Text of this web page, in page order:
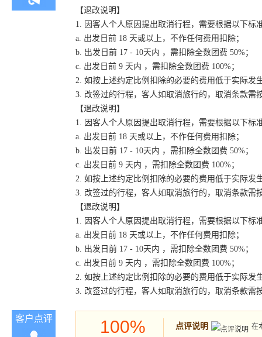
【退改说明】
1. 因客人个人原因提出取消行程，需要根据以下标
a. 出发日前 18 天或以上，不作任何费用扣除；
b. 出发日前 17 - 10天内 ，需扣除全数团费 50%；
c. 出发日前 9 天内 ，需扣除全数团费 100%；
2. 如按上述约定比例扣除的必要的费用低于实际
3. 改签过的行程，客人如取消旅行的，取消条款需
【退改说明】
1. 因客人个人原因提出取消行程，需要根据以下标
a. 出发日前 18 天或以上，不作任何费用扣除；
b. 出发日前 17 - 10天内 ，需扣除全数团费 50%；
c. 出发日前 9 天内 ，需扣除全数团费 100%；
2. 如按上述约定比例扣除的必要的费用低于实际
3. 改签过的行程，客人如取消旅行的，取消条款需
【退改说明】
1. 因客人个人原因提出取消行程，需要根据以下标
a. 出发日前 18 天或以上，不作任何费用扣除；
b. 出发日前 17 - 10天内 ，需扣除全数团费 50%；
c. 出发日前 9 天内 ，需扣除全数团费 100%；
2. 如按上述约定比例扣除的必要的费用低于实际
3. 改签过的行程，客人如取消旅行的，取消条款需
客户点评 100% 点评说明
在